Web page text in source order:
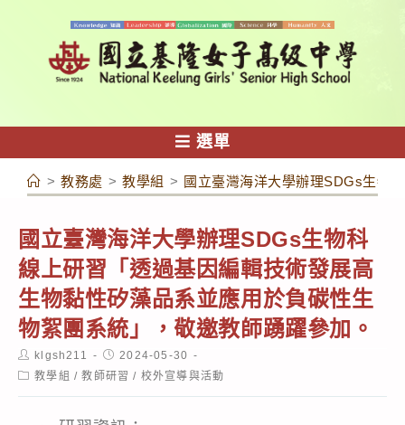
容
選單
> 教務處 > 教學組 > 國立臺灣海洋大學辦理SDGs生物
國立臺灣海洋大學辦理SDGs生物科
線上研習「透過基因編輯技術發展高
生物黏性矽藻品系並應用於負碳性生
物絮團系統」，敬邀教師踴躍參加。
Post
author:
klgsh211
Post
published:
2024-05-30
Post教學組 / 教師研習 / 校外宣導與活動